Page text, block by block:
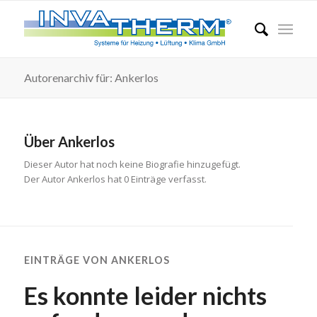
Autorenarchiv für: Ankerlos
ÜberAnkerlos
Dieser Autor hat noch keine Biografie hinzugefügt.
Der AutorAnkerlos hat 0 Einträge verfasst.
EINTRÄGE VON ANKERLOS
Es konnte leider nichts